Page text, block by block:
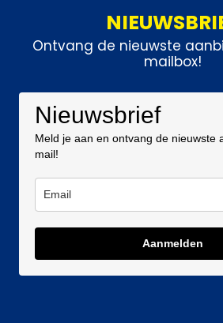
Ontvang de nieuwste
mailbox!
Nieuwsbrief
Meld je aan en ontvang de nieuwste
mail!
Aanmelden